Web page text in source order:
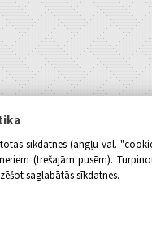
sīkdatnes (angļu val.
(trešajām pusēm).
saglabātās sīkdatnes.